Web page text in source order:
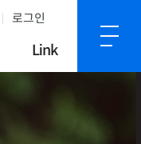
로그인
Link